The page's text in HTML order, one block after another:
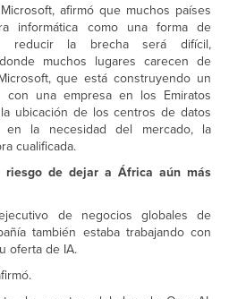
afirmó que muchos países
informática como una forma de
reducir la brecha será difícil,
muchos lugares carecen de
que está construyendo un
una empresa en los Emiratos
ubicación de los centros de datos
en la necesidad del mercado, la
cualificada.
de dejar a África aún más
de negocios globales de
también estaba trabajando con
oferta de IA.